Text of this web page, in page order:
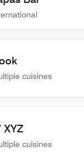
and Tapas Bar
cuisines
XYZ
cuisines